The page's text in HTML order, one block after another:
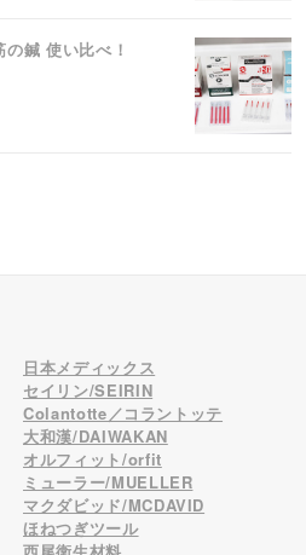
鍼 使い比べ！
日本メディックス
セイリン/SEIRIN
Colantotte／コラントッテ
大和漢/DAIWAKAN
オルフィット/orfit
ミューラー/MUELLER
マクダビッド/MCDAVID
ほねつぎツール